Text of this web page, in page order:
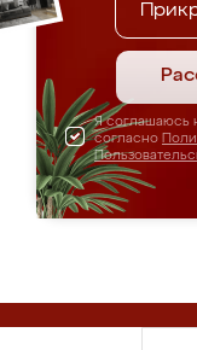
Я соглашаюсь
согласно